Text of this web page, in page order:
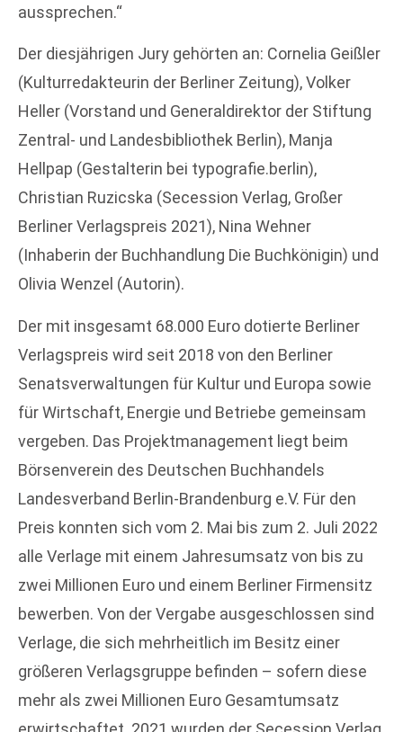
aussprechen.“
Der diesjährigen Jury gehörten an: Cornelia Geißler
(Kulturredakteurin der Berliner Zeitung), Volker
Heller (Vorstand und Generaldirektor der Stiftung
Zentral- und Landesbibliothek Berlin), Manja
Hellpap (Gestalterin bei typografie.berlin),
Christian Ruzicska (Secession Verlag, Großer
Berliner Verlagspreis 2021), Nina Wehner
(Inhaberin der Buchhandlung Die Buchkönigin) und
Olivia Wenzel (Autorin).
Der mit insgesamt 68.000 Euro dotierte Berliner
Verlagspreis wird seit 2018 von den Berliner
Senatsverwaltungen für Kultur und Europa sowie
für Wirtschaft, Energie und Betriebe gemeinsam
vergeben. Das Projektmanagement liegt beim
Börsenverein des Deutschen Buchhandels
Landesverband Berlin-Brandenburg e.V. Für den
Preis konnten sich vom 2. Mai bis zum 2. Juli 2022
alle Verlage mit einem Jahresumsatz von bis zu
zwei Millionen Euro und einem Berliner Firmensitz
bewerben. Von der Vergabe ausgeschlossen sind
Verlage, die sich mehrheitlich im Besitz einer
größeren Verlagsgruppe befinden – sofern diese
mehr als zwei Millionen Euro Gesamtumsatz